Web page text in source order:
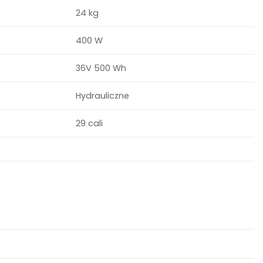
24 kg
400 W
36V 500 Wh
Hydrauliczne
29 cali